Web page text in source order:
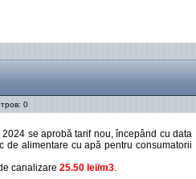
0
se aprobă tarif nou, începând cu data
de alimentare cu apă pentru consumatorii
canalizare 25.50 lei/m3.